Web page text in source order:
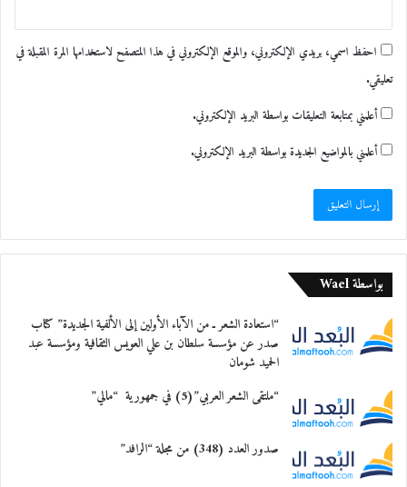
احفظ اسمي، بريدي الإلكتروني، والموقع الإلكتروني في هذا المتصفح لاستخدامها المرة المقبلة في
تعليقي.
أعلمني بمتابعة التعليقات بواسطة البريد الإلكتروني.
أعلمني بالمواضيع الجديدة بواسطة البريد الإلكتروني.
بواسطة Wael
“استعادة الشعر ـ من الآباء الأولين إلى الألفية الجديدة” كتاب
صدر عن مؤسسة سلطان بن علي العويس الثقافية ومؤسسة عبد
الحميد شومان
“ملتقى الشعر العربي”(5) في جمهورية “مالي”
صدور العدد (348) من مجلة “الرافد”